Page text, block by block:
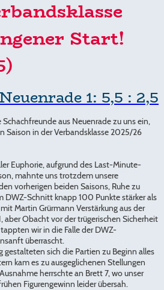
Start!
1: 5,5 : 2,5
aus Neuenrade zu uns ein,
Saison in der Verbandsklasse 2025/26
Euphorie, aufgrund des Last-Minute-
mahnte uns trotzdem unsere
vorherigen beiden Saisons, Ruhe zu
DWZ-Schnitt knapp 100 Punkte stärker als
Martin Grürmann Verstärkung aus der
aber Obacht vor der trügerischen Sicherheit
wir in die Falle der DWZ-
überrascht.
gestalteten sich die Partien zu Beginn alles
kam es zu ausgeglichenen Stellungen
herrschte an Brett 7, wo unser
Figurengewinn leider übersah.